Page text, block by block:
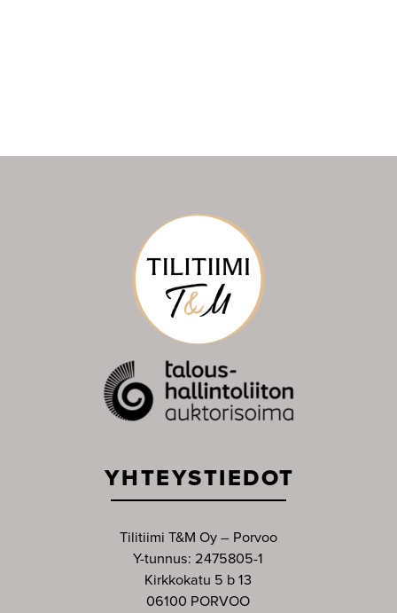
YHTEYSTIEDOT
Tilitiimi T&M Oy – Porvoo
Y-tunnus: 2475805-1
Kirkkokatu 5 b 13
06100 PORVOO